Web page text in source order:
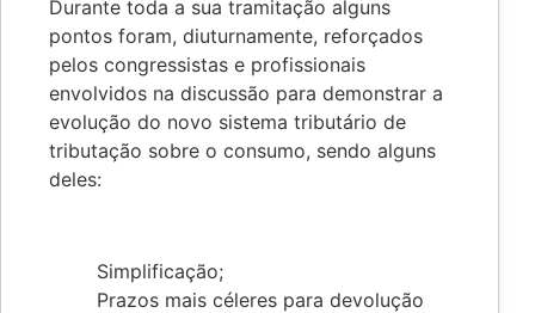
Durante toda a sua tramitação alguns
pontos foram, diuturnamente, reforçados
pelos congressistas e profissionais
envolvidos na discussão para demonstrar a
evolução do novo sistema tributário de
tributação sobre o consumo, sendo alguns
deles:
Simplificação;
Prazos mais céleres para devolução